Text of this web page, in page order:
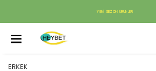
YENI SEZON ÜRÜNLER
ERKEK